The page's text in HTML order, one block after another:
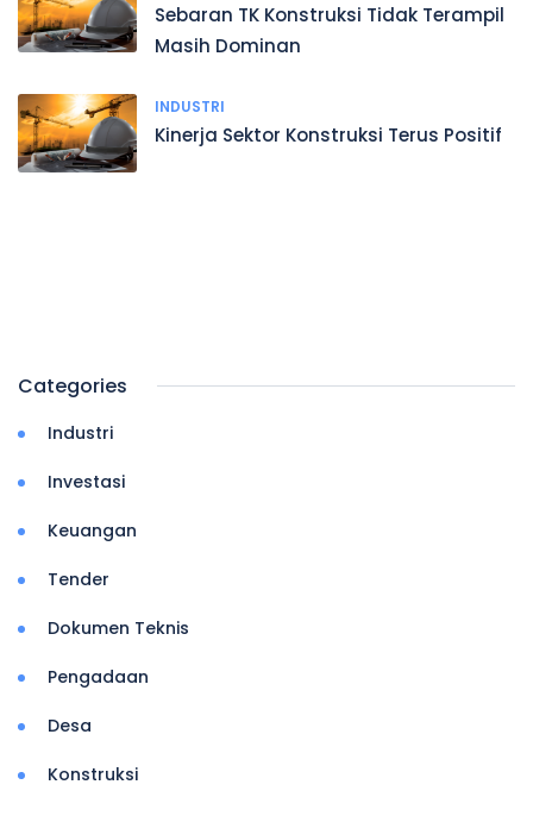
Sebaran TK Konstruksi Tidak Terampil
Masih Dominan
INDUSTRI
Kinerja Sektor Konstruksi Terus Positif
Categories
Industri
Investasi
Keuangan
Tender
Dokumen Teknis
Pengadaan
Desa
Konstruksi